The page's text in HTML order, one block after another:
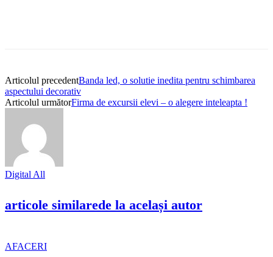
Articolul precedentBanda led, o solutie inedita pentru schimbarea
aspectului decorativ
Articolul următorFirma de excursii elevi – o alegere inteleapta !
Digital All
articole similarede la același autor
AFACERI